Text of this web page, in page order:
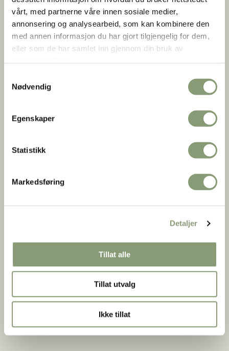
vårt, med partnerne våre innen sosiale medier,
annonsering og analysearbeid, som kan kombinere den
med annen informasjon du har gjort tilgjengelig for dem,
eller som de har samlet inn gjennom din bruk av
Nødvendig
Egenskaper
Statistikk
Markedsføring
Detaljer
Tillat alle
Tillat utvalg
Ikke tillat
Nyhet 2026! Håndverkstunet